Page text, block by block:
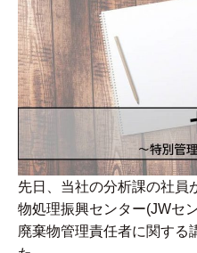
先日、当社の分析課の社員
物処理振興センター(JWセ
廃棄物管理責任者に関する